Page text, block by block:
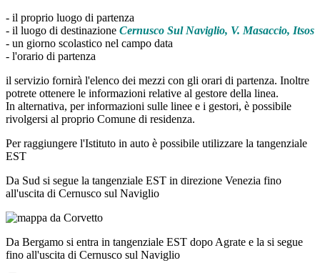
- il proprio luogo di partenza
- il luogo di destinazione Cernusco Sul Naviglio, V. Masaccio, Itsos
- un giorno scolastico nel campo data
- l'orario di partenza
il servizio fornirà l'elenco dei mezzi con gli orari di partenza. Inoltre
potrete ottenere le informazioni relative al gestore della linea.
In alternativa, per informazioni sulle linee e i gestori, è possibile
rivolgersi al proprio Comune di residenza.
Per raggiungere l'Istituto in auto è possibile utilizzare la tangenziale
EST
Da Sud si segue la tangenziale EST in direzione Venezia fino
all'uscita di Cernusco sul Naviglio
Da Bergamo si entra in tangenziale EST dopo Agrate e la si segue
fino all'uscita di Cernusco sul Naviglio